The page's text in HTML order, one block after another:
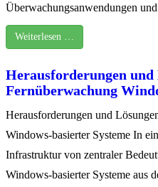
Überwachungsanwendungen
Weiterlesen …
Herausforderungen und
Fernüberwachung
Herausforderungen und
Windows-basierter Systeme In
Infrastruktur von zentraler
Windows-basierter Systeme aus